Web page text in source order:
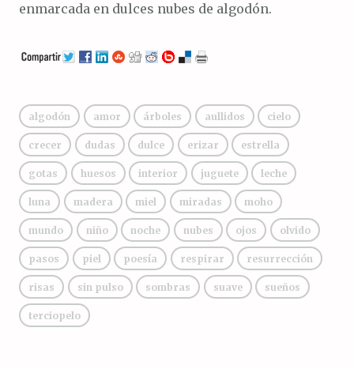
enmarcada en dulces nubes de algodón.
algodón amor árboles aullidos cielo
crecer dudas dulce erizar estrella
gotas huesos interior juguete leche
luna madera miel miradas moho
mundo niño noche nubes ojos olvido
pasos piel poesía respirar resurrección
risas sin pulso sombras suave sueños
terciopelo